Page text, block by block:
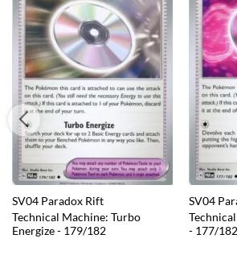
SV04 Paradox Rift
Technical Machine: Turbo
Energize - 179/182
SV04
- 177/182